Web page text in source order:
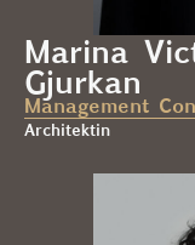
Marina
Gjurkan
Management
Architektin